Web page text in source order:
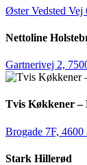
Øster Vedsted Vej
Nettoline
Gartnerivej 2,
Tvis Køkkener –
Brogade 7F, 4600
Stark Hillerød